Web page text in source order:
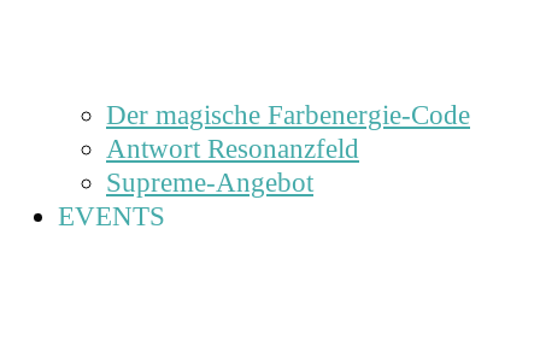
Der magische Farbenergie-Code
Antwort Resonanzfeld
Supreme-Angebot
EVENTS